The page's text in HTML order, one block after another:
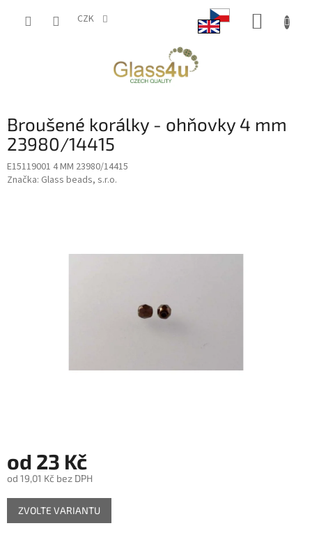
CZK
Broušené korálky - ohňovky 4 mm
23980/14415
E15119001 4 MM 23980/14415
Značka: Glass beads, s.r.o.
od 23 Kč
od 19,01 Kč bez DPH
Měrná
cena:
ZVOLTE VARIANTU